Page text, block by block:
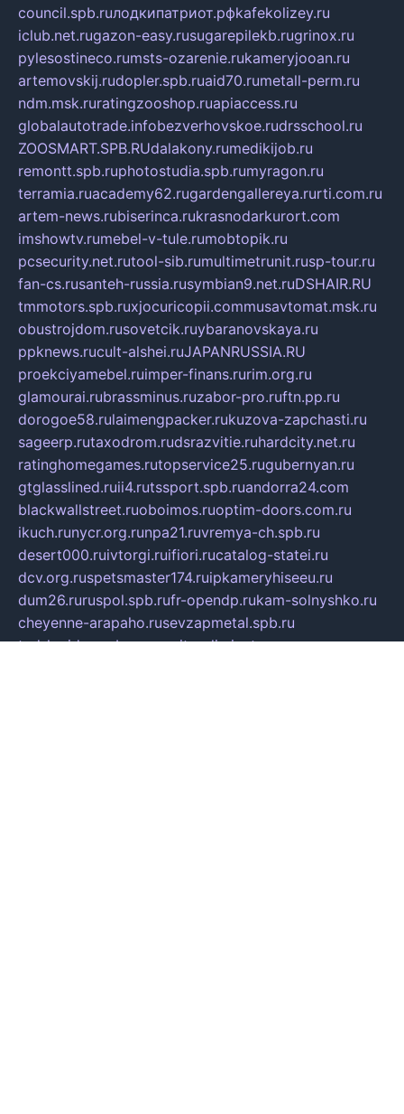
council.spb.ruлодкипатриот.рфkafekolizey.ru
iclub.net.rugazon-easy.rusugarepilekb.rugrinox.ru
pylesostineco.rumsts-ozarenie.rukameryjooan.ru
artemovskij.rudopler.spb.ruaid70.rumetall-perm.ru
ndm.msk.ruratingzooshop.ruapiaccess.ru
globalautotrade.infobezverhovskoe.rudrsschool.ru
ZOOSMART.SPB.RUdalakony.rumedikijob.ru
remontt.spb.ruphotostudia.spb.rumyragon.ru
terramia.ruacademy62.rugardengallereya.rurti.com.ru
artem-news.rubiserinca.rukrasnodarkurort.com
imshowtv.rumebel-v-tule.rumobtopik.ru
pcsecurity.net.rutool-sib.rumultimetrunit.rusp-tour.ru
fan-cs.rusanteh-russia.rusymbian9.net.ruDSHAIR.RU
tmmotors.spb.ruxjocuricopii.commusavtomat.msk.ru
obustrojdom.rusovetcik.ruybaranovskaya.ru
ppknews.rucult-alshei.ruJAPANRUSSIA.RU
proekciyamebel.ruimper-finans.rurim.org.ru
glamourai.rubrassminus.ruzabor-pro.ruftn.pp.ru
dorogoe58.rulaimengpacker.rukuzova-zapchasti.ru
sageerp.rutaxodrom.rudsrazvitie.ruhardcity.net.ru
ratinghomegames.rutopservice25.rugubernyan.ru
gtglasslined.ruii4.rutssport.spb.ruandorra24.com
blackwallstreet.ruoboimos.ruoptim-doors.com.ru
ikuch.runycr.org.runpa21.ruvremya-ch.spb.ru
desert000.ruivtorgi.ruifiori.rucatalog-statei.ru
dcv.org.ruspetsmaster174.ruipkameryhiseeu.ru
dum26.ruruspol.spb.rufr-opendp.rukam-solnyshko.ru
cheyenne-arapaho.rusevzapmetal.spb.ru
ted-lapidus.spb.ruparasite-eliminator.ru